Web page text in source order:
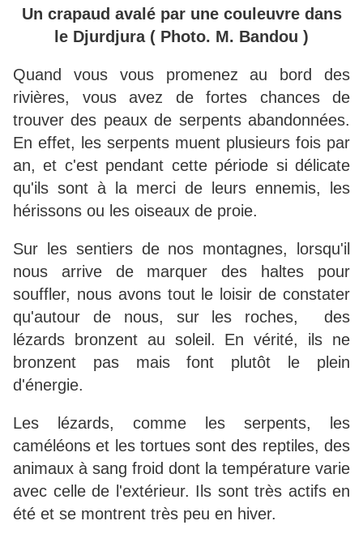
Un crapaud avalé par une couleuvre dans
le Djurdjura ( Photo. M. Bandou )
Quand vous vous promenez au bord des
rivières, vous avez de fortes chances de
trouver des peaux de serpents abandonnées.
En effet, les serpents muent plusieurs fois par
an, et c'est pendant cette période si délicate
qu'ils sont à la merci de leurs ennemis, les
hérissons ou les oiseaux de proie.
Sur les sentiers de nos montagnes, lorsqu'il
nous arrive de marquer des haltes pour
souffler, nous avons tout le loisir de constater
qu'autour de nous, sur les roches, des
lézards bronzent au soleil. En vérité, ils ne
bronzent pas mais font plutôt le plein
d'énergie.
Les lézards, comme les serpents, les
caméléons et les tortues sont des reptiles, des
animaux à sang froid dont la température varie
avec celle de l'extérieur. Ils sont très actifs en
été et se montrent très peu en hiver.